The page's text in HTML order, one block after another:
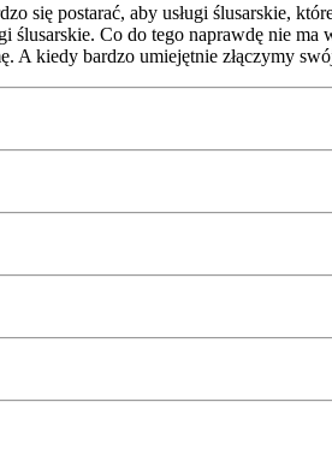
się postarać, aby usługi ślusarskie,
ślusarskie. Co do tego naprawdę nie
A kiedy bardzo umiejętnie złączymy